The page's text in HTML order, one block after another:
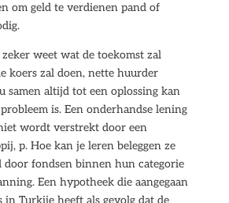
om geld te verdienen pand of
weet wat de toekomst zal
koers zal doen, nette huurder
samen altijd tot een oplossing kan
is. Een onderhandse lening
wordt verstrekt door een
p. Hoe kan je leren beleggen ze
door fondsen binnen hun categorie
Een hypotheek die aangegaan
Turkije heeft als gevolg dat de